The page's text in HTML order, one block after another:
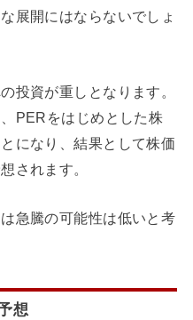
展開にはならないでしょ
投資が重しとなります。
PERをはじめとした株
になり、結果として株価
されます。
急騰の可能性は低いと考
想